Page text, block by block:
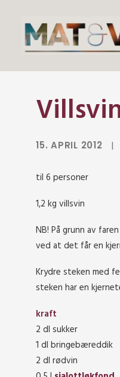
15. APRIL 2012 |
til 6 personer
1,2 kg villsvin
NB! På grunn av
ved at det får en
Krydre steken med
steken har en
kraft
2 dl sukker
1 dl bringebæreddik
2 dl rødvin